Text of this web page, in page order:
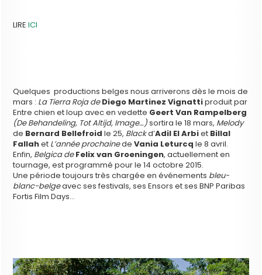
LIREICI
Quelques productions belges nous arriverons dès le mois de
mars : La Tierra Roja deDiego Martinez Vignattiproduit par
Entre chien et loup avec en vedette Geert Van Rampelberg
(De Behandeling, Tot Altijd, Image…)sortira le 18 mars, Melody
de Bernard Bellefroid le 25, Blackd’Adil El Arbiet Billal
Fallahet L’année prochainedeVania Leturcqle 8 avril.
Enfin, Belgica deFelix van Groeningen, actuellement en
tournage, est programmé pour le 14 octobre 2015.
Une période toujours très chargée en événements bleu-
blanc-belgeavec ses festivals, ses Ensors et ses BNP Paribas
Fortis Film Days…